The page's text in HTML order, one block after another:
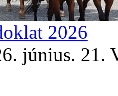
2026
június. 21.